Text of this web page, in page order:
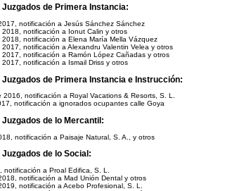
| Juzgados de Primera Instancia:
notificación a Jesús Sánchez Sánchez
notificación a Ionut Calin y otros
notificación a Elena María Mella Vázquez
notificación a Alexandru Valentin Velea y otros
notificación a Ramón López Cañadas y otros
notificación a Ismail Driss y otros
Juzgados de Primera Instancia e Instrucción:
notificación a Royal Vacations & Resorts, S. L.
notificación a ignorados ocupantes calle Goya
Juzgados de lo Mercantil:
notificación a Paisaje Natural, S. A., y otros
| Juzgados de lo Social:
a Proal Edifica, S. L.
notificación a Mad Unión Dental y otros
notificación a Acebo Profesional, S. L.